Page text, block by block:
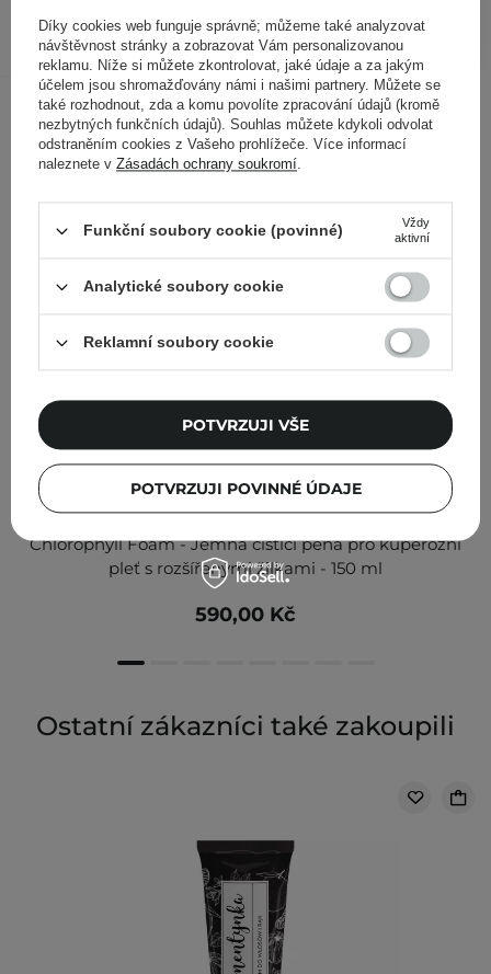
PŘIDAT DO KOŠÍKU
Ostatní zákazníci si prohlédli
Medik8 - Calmwise Soothing Cleanser - Ultra-Mild -
Chlorophyll Foam - Jemná čisticí pěna pro kuperózní
pleť s rozšířenými žilkami - 150 ml
590,00 Kč
Ostatní zákazníci také zakoupili
Díky cookies web funguje správně; můžeme také analyzovat
návštěvnost stránky a zobrazovat Vám personalizovanou
reklamu. Níže si můžete zkontrolovat, jaké údaje a za jakým
účelem jsou shromažďovány námi i našimi partnery. Můžete se
také rozhodnout, zda a komu povolíte zpracování údajů (kromě
nezbytných funkčních údajů). Souhlas můžete kdykoli odvolat
odstraněním cookies z Vašeho prohlížeče. Více informací
naleznete v Zásadách ochrany soukromí.
Funkční soubory cookie (povinné)
Vždy
aktivní
Analytické soubory cookie
Reklamní soubory cookie
POTVRZUJI POVINNÉ ÚDAJE
POTVRZUJI VŠE